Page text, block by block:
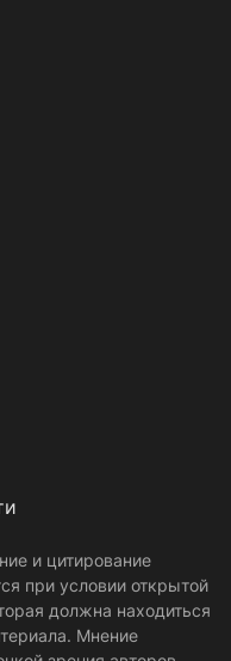
и цитирование
при условии открытой
должна находиться
Мнение